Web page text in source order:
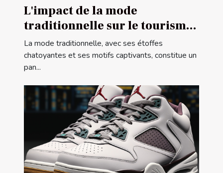
L'impact de la mode
traditionnelle sur le tourisme
culturel en Afrique du Nord
La mode traditionnelle, avec ses étoffes
chatoyantes et ses motifs captivants, constitue un
pan...